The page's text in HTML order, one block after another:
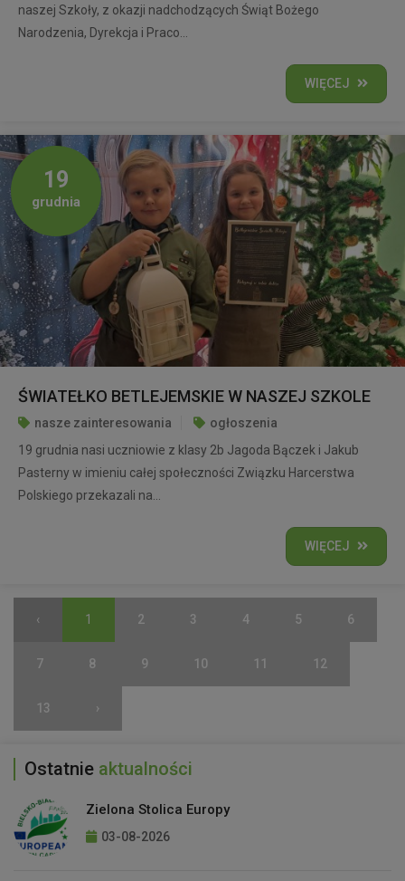
naszej Szkoły, z okazji nadchodzących Świąt Bożego
Narodzenia, Dyrekcja i Praco...
WIĘCEJ
19
grudnia
ŚWIATEŁKO BETLEJEMSKIE W NASZEJ SZKOLE
nasze zainteresowania
ogłoszenia
19 grudnia nasi uczniowie z klasy 2b Jagoda Bączek i Jakub
Pasterny w imieniu całej społeczności Związku Harcerstwa
Polskiego przekazali na...
WIĘCEJ
‹ 1 2 3 4 5 6
7 8 9 10 11 12
13 ›
Ostatnie aktualności
Zielona Stolica Europy
03-08-2026